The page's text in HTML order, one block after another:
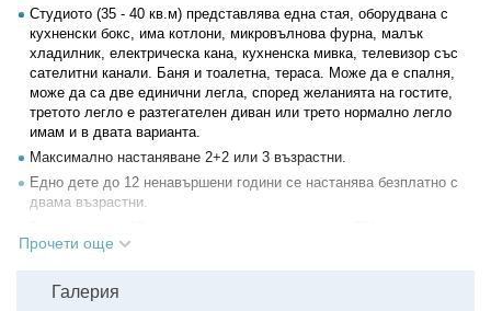
Студиото (35 - 40 кв.м) представлява една стая, оборудвана с
кухненски бокс, има котлони, микровълнова фурна, малък
хладилник, електрическа кана, кухненска мивка, телевизор със
сателитни канали. Баня и тоалетна, тераса. Може да е спалня,
може да са две единични легла, според желанията на гостите,
третото легло е разтегателен диван или трето нормално легло
имам и в двата варианта.
Максимално настаняване 2+2 или 3 възрастни.
Едно дете до 12 ненавършени години се настанява безплатно с
двама възрастни.
стойността на ваучера.
стойността на ваучера.
Прочети още
Галерия